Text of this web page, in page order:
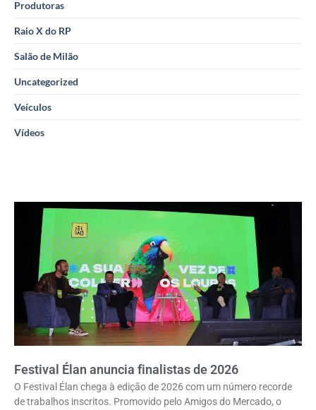
Produtoras
Raio X do RP
Salão de Milão
Uncategorized
Veículos
Vídeos
Festival Élan anuncia finalistas de 2026
O Festival Élan chega à edição de 2026 com um número recorde
de trabalhos inscritos. Promovido pelo Amigos do Mercado, o